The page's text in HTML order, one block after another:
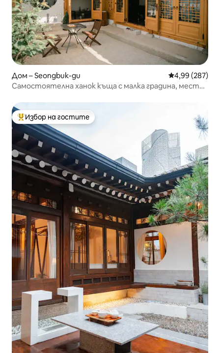
Дом – Seongbuk-gu Средна
4,99 (287)
Самостоятелна ханок къща с малка градина, местна
Най-популярен избор на гостите
Избор на гостите